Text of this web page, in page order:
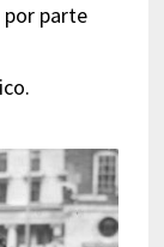
por parte